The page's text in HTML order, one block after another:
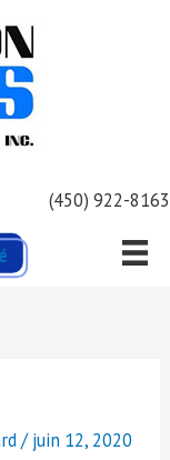
(450) 922-8163
/juin 12, 2020